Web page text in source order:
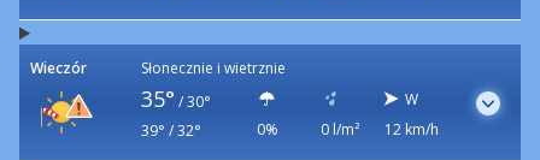
Wieczór Słonecznie i wietrznie
35° / 30°
39° / 32°
0% 0 l/m²
W
12 km/h